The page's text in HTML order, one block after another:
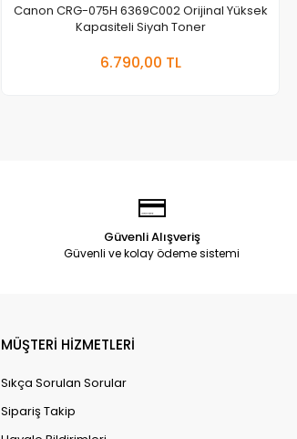
Canon CRG-075H 6369C002 Orijinal Yüksek
Kapasiteli Siyah Toner
6.790,00 TL
Güvenli Alışveriş
Güvenli ve kolay ödeme sistemi
MÜŞTERİ HİZMETLERİ
Sıkça Sorulan Sorular
Sipariş Takip